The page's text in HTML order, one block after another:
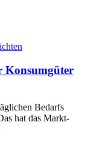
Konsumgüter
Bedarfs
hat das Markt-